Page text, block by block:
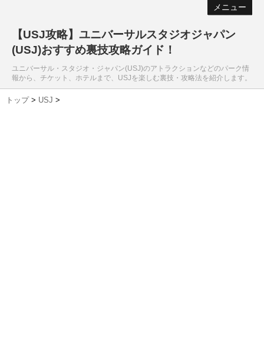
メニュー
【USJ攻略】ユニバーサルスタジオジャパン
(USJ)おすすめ裏技攻略ガイド！
ユニバーサル・スタジオ・ジャパン(USJ)のアトラクションなどのパーク情
報から、チケット、ホテルまで、USJを楽しむ裏技・攻略法を紹介します。
トップ > USJ >